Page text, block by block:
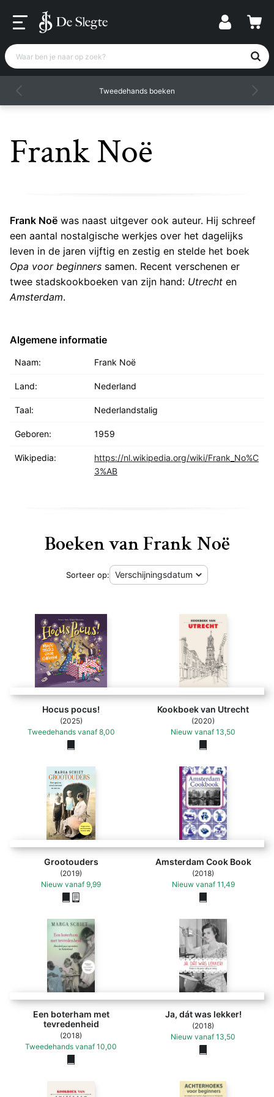
Waar ben je naar op zoek?
Tweedehands boeken
Frank Noë
Frank Noë was naast uitgever ook auteur. Hij schreef
een aantal nostalgische werkjes over het dagelijks
leven in de jaren vijftig en zestig en stelde het boek
Opa voor beginners samen. Recent verschenen er
twee stadskookboeken van zijn hand: Utrecht en
Amsterdam.
Algemene informatie
Naam: Frank Noë
Land: Nederland
Taal: Nederlandstalig
Geboren: 1959
Wikipedia:
https://nl.wikipedia.org/wiki/Frank_No%C
3%AB
Boeken van Frank Noë
Sorteer op:
Hocus pocus!
(2025)
Tweedehands vanaf 8,00
Kookboek van Utrecht
(2020)
Nieuw vanaf 13,50
Grootouders
(2019)
Nieuw vanaf 9,99
Amsterdam Cook Book
(2018)
Nieuw vanaf 11,49
Een boterham met
tevredenheid
(2018)
Tweedehands vanaf 10,00
Ja, dát was lekker!
(2018)
Nieuw vanaf 13,50